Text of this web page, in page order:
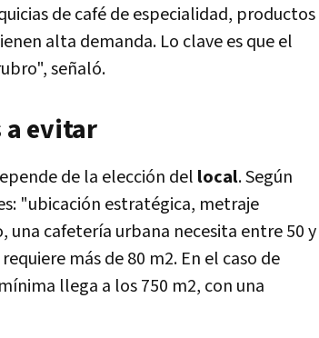
de café de especialidad, productos
alta demanda. Lo clave es que el
señaló.
a evitar
de la elección del local. Según
"ubicación estratégica, metraje
una cafetería urbana necesita entre 50 y
más de 80 m2. En el caso de
llega a los 750 m2, con una